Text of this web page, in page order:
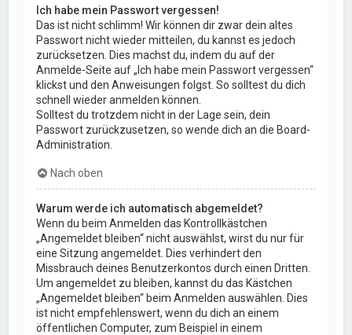
Ich habe mein Passwort vergessen!
Das ist nicht schlimm! Wir können dir zwar dein altes
Passwort nicht wieder mitteilen, du kannst es jedoch
zurücksetzen. Dies machst du, indem du auf der
Anmelde-Seite auf „Ich habe mein Passwort vergessen“
klickst und den Anweisungen folgst. So solltest du dich
schnell wieder anmelden können.
Solltest du trotzdem nicht in der Lage sein, dein
Passwort zurückzusetzen, so wende dich an die Board-
Administration.
Nach oben
Warum werde ich automatisch abgemeldet?
Wenn du beim Anmelden das Kontrollkästchen
„Angemeldet bleiben“ nicht auswählst, wirst du nur für
eine Sitzung angemeldet. Dies verhindert den
Missbrauch deines Benutzerkontos durch einen Dritten.
Um angemeldet zu bleiben, kannst du das Kästchen
„Angemeldet bleiben“ beim Anmelden auswählen. Dies
ist nicht empfehlenswert, wenn du dich an einem
öffentlichen Computer, zum Beispiel in einem